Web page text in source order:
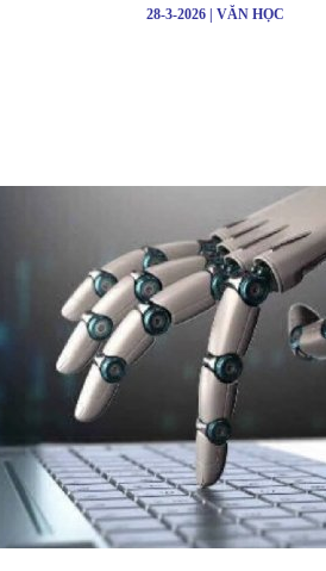
28-3-2026 | VĂN HỌC